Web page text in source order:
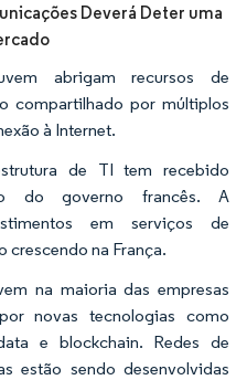
Deverá Deter uma
abrigam recursos de
compartilhado por múltiplos
à Internet.
de TI tem recebido
do governo francês. A
em serviços de
crescendo na França.
na maioria das empresas
novas tecnologias como
e blockchain. Redes de
estão sendo desenvolvidas